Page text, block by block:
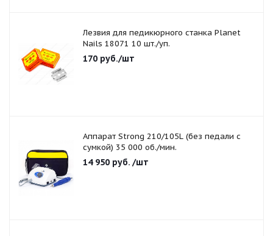
Лезвия для педикюрного станка Planet
Nails 18071 10 шт./уп.
170 руб./шт
Аппарат Strong 210/105L (без педали с
сумкой) 35 000 об./мин.
14 950 руб. /шт